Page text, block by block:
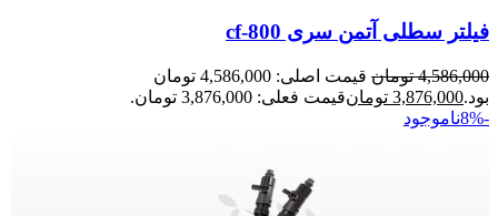
فیلتر سطلی آتمن سری cf-800
4,586,000 تومان
قیمت اصلی: 4,586,000 تومان
بود.3,876,000 تومانقیمت فعلی: 3,876,000 تومان.
-8%
ناموجود